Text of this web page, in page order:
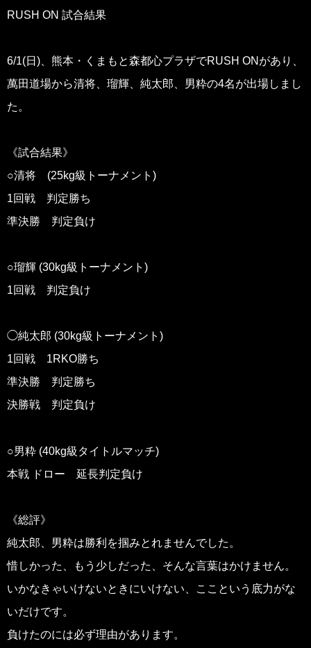
RUSH ON 試合結果
6/1(日)、熊本・くまもと森都心プラザでRUSH ONがあり、
萬田道場から清将、瑠輝、純太郎、男粋の4名が出場しまし
た。
《試合結果》
○清将 (25kg級トーナメント)
1回戦 判定勝ち
準決勝 判定負け
○瑠輝 (30kg級トーナメント)
1回戦 判定負け
◯純太郎 (30kg級トーナメント)
1回戦 1RKO勝ち
準決勝 判定勝ち
決勝戦 判定負け
○男粋 (40kg級タイトルマッチ)
本戦 ドロー 延長判定負け
《総評》
純太郎、男粋は勝利を掴みとれませんでした。
惜しかった、もう少しだった、そんな言葉はかけません。
いかなきゃいけないときにいけない、ここという底力がな
いだけです。
負けたのには必ず理由があります。